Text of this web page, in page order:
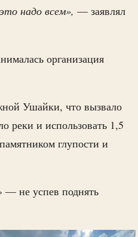
надо всем», — заявлял
организация
Ушайки, что вызвало
реки и использовать 1,5
глупости и
— не успев поднять